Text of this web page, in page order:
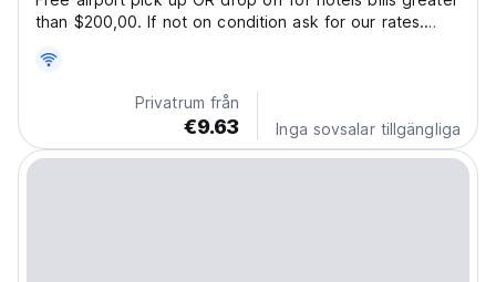
than $200,00. If not on condition ask for our rates.
to stay. Many tours avaliable (ask for availability and
prices): - Galapagos Last Minute cruises...
Privatrum från
€9.63 Inga sovsalar tillgängliga